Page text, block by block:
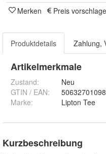
Merken Preis
Produktdetails Zahlung,
Artikelmerkmale
Zustand:
Neu
GTIN / EAN:
Marke:
Lipton Tee
Kurzbeschreibung